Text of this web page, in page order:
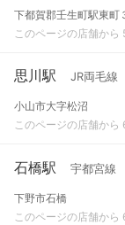
下都賀郡壬生町駅東町
このページの店舗から
思川駅 JR両毛線
小山市大字松沼
このページの店舗から
石橋駅 宇都宮線
下野市石橋
このページの店舗から